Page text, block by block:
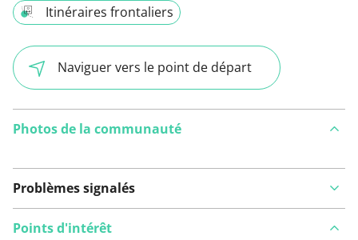
Itinéraires frontaliers
Naviguer vers le point de départ
Photos de la communauté
Problèmes signalés
Points d'intérêt